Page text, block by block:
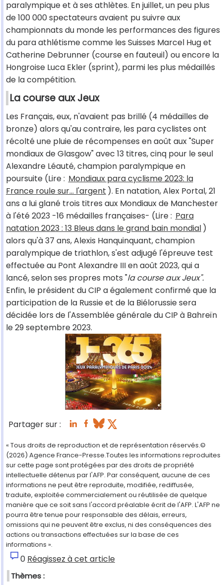
paralympique et à ses athlètes. En juillet, un peu plus
de 100 000 spectateurs avaient pu suivre aux
championnats du monde les performances des figures
du para athlétisme comme les Suisses Marcel Hug et
Catherine Debrunner (course en fauteuil) ou encore la
Hongroise Luca Ekler (sprint), parmi les plus médaillés
de la compétition.
La course aux Jeux
Les Français, eux, n'avaient pas brillé (4 médailles de
bronze) alors qu'au contraire, les para cyclistes ont
récolté une pluie de récompenses en août aux "Super
mondiaux de Glasgow" avec 13 titres, cinq pour le seul
Alexandre Léauté, champion paralympique en
poursuite (Lire : Mondiaux para cyclisme 2023: la
France roule sur... l'argent ). En natation, Alex Portal, 21
ans a lui glané trois titres aux Mondiaux de Manchester
à l'été 2023 -16 médailles françaises- (Lire : Para
natation 2023 : 13 Bleus dans le grand bain mondial )
alors qu'à 37 ans, Alexis Hanquinquant, champion
paralympique de triathlon, s'est adjugé l'épreuve test
effectuée au Pont Alexandre III en août 2023, qui a
lancé, selon ses propres mots "la course aux Jeux".
Enfin, le président du CIP a également confirmé que la
participation de la Russie et de la Biélorussie sera
décidée lors de l'Assemblée générale du CIP à Bahreïn
le 29 septembre 2023.
Partager sur :
« Tous droits de reproduction et de représentation réservés.©
(2026) Agence France-Presse.Toutes les informations reproduites
sur cette page sont protégées par des droits de propriété
intellectuelle détenus par l'AFP. Par conséquent, aucune de ces
informations ne peut être reproduite, modifiée, rediffusée,
traduite, exploitée commercialement ou réutilisée de quelque
manière que ce soit sans l'accord préalable écrit de l'AFP. L'AFP ne
pourra être tenue pour responsable des délais, erreurs,
omissions qui ne peuvent être exclus, ni des conséquences des
actions ou transactions effectuées sur la base de ces
informations ».
0 Réagissez à cet article
Thèmes :